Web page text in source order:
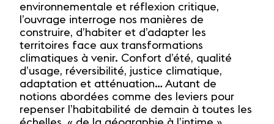
environnementale et réflexion critique,
l’ouvrage interroge nos manières de
construire, d’habiter et d’adapter les
territoires face aux transformations
climatiques à venir. Confort d’été, qualité
d’usage, réversibilité, justice climatique,
adaptation et atténuation… Autant de
notions abordées comme des leviers pour
repenser l’habitabilité de demain à toutes les